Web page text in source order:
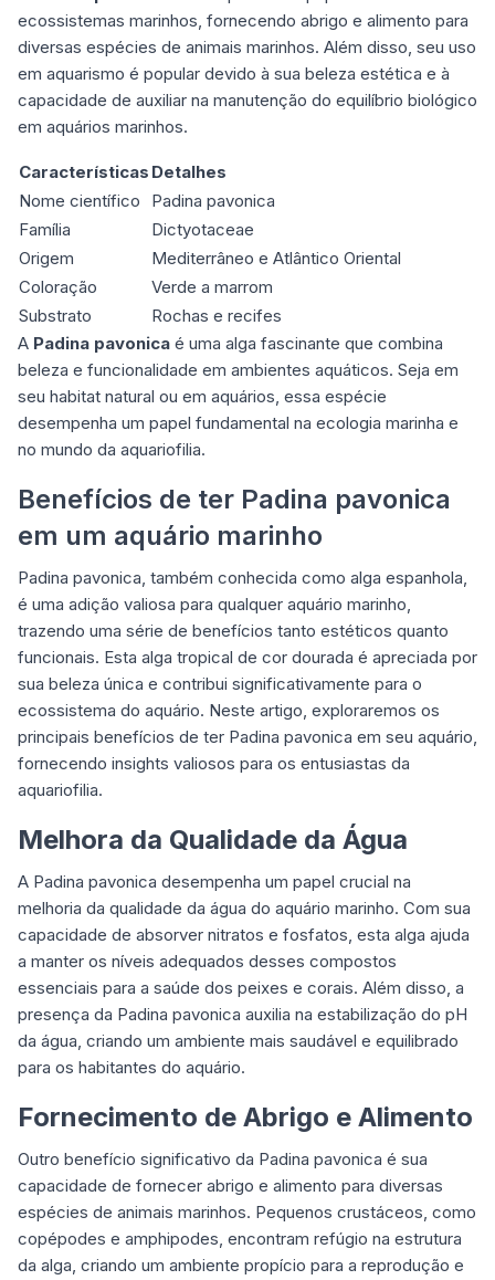
ecossistemas marinhos, fornecendo abrigo e alimento para
diversas espécies de animais marinhos. Além disso, seu uso
em aquarismo é popular devido à sua beleza estética e à
capacidade de auxiliar na manutenção do equilíbrio biológico
em aquários marinhos.
Características Detalhes
Nome científico
Padina pavonica
Família
Dictyotaceae
Origem
Mediterrâneo e Atlântico Oriental
Coloração
Verde a marrom
Substrato
Rochas e recifes
A Padina pavonica é uma alga fascinante que combina
beleza e funcionalidade em ambientes aquáticos. Seja em
seu habitat natural ou em aquários, essa espécie
desempenha um papel fundamental na ecologia marinha e
no mundo da aquariofilia.
Benefícios de ter Padina pavonica
em um aquário marinho
Padina pavonica, também conhecida como alga espanhola,
é uma adição valiosa para qualquer aquário marinho,
trazendo uma série de benefícios tanto estéticos quanto
funcionais. Esta alga tropical de cor dourada é apreciada por
sua beleza única e contribui significativamente para o
ecossistema do aquário. Neste artigo, exploraremos os
principais benefícios de ter Padina pavonica em seu aquário,
fornecendo insights valiosos para os entusiastas da
aquariofilia.
Melhora da Qualidade da Água
A Padina pavonica desempenha um papel crucial na
melhoria da qualidade da água do aquário marinho. Com sua
capacidade de absorver nitratos e fosfatos, esta alga ajuda
a manter os níveis adequados desses compostos
essenciais para a saúde dos peixes e corais. Além disso, a
presença da Padina pavonica auxilia na estabilização do pH
da água, criando um ambiente mais saudável e equilibrado
para os habitantes do aquário.
Fornecimento de Abrigo e Alimento
Outro benefício significativo da Padina pavonica é sua
capacidade de fornecer abrigo e alimento para diversas
espécies de animais marinhos. Pequenos crustáceos, como
copépodes e amphipodes, encontram refúgio na estrutura
da alga, criando um ambiente propício para a reprodução e